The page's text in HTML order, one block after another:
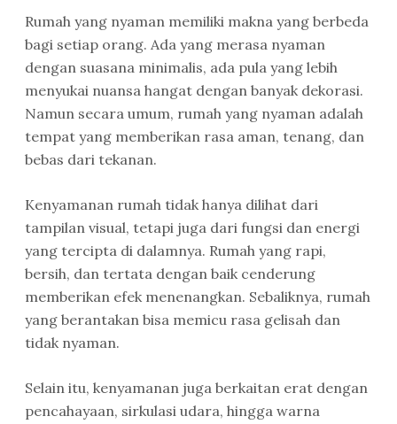
Rumah yang nyaman memiliki makna yang berbeda
bagi setiap orang. Ada yang merasa nyaman
dengan suasana minimalis, ada pula yang lebih
menyukai nuansa hangat dengan banyak dekorasi.
Namun secara umum, rumah yang nyaman adalah
tempat yang memberikan rasa aman, tenang, dan
bebas dari tekanan.
Kenyamanan rumah tidak hanya dilihat dari
tampilan visual, tetapi juga dari fungsi dan energi
yang tercipta di dalamnya. Rumah yang rapi,
bersih, dan tertata dengan baik cenderung
memberikan efek menenangkan. Sebaliknya, rumah
yang berantakan bisa memicu rasa gelisah dan
tidak nyaman.
Selain itu, kenyamanan juga berkaitan erat dengan
pencahayaan, sirkulasi udara, hingga warna